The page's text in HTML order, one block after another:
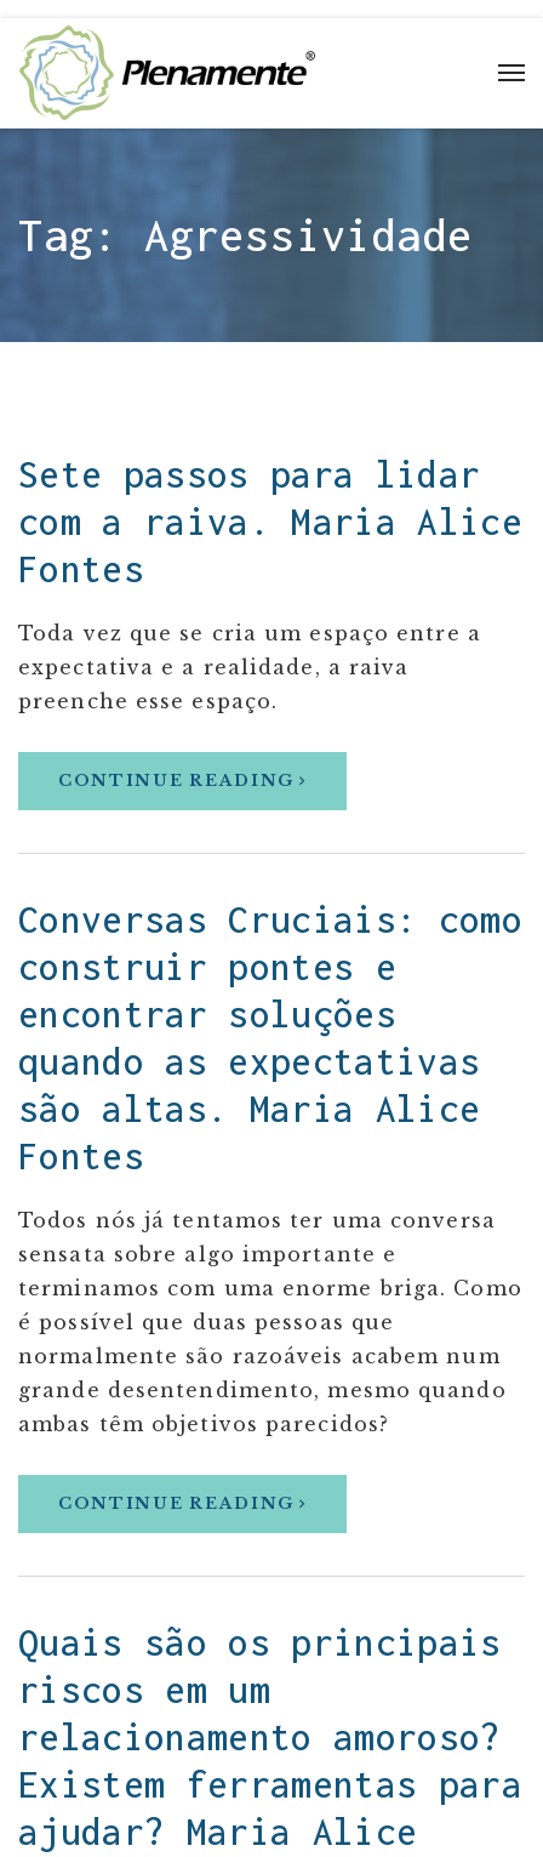
Tag: Agressividade
Sete passos para lidar
com a raiva. Maria Alice
Fontes
Toda vez que se cria um espaço entre a
expectativa e a realidade, a raiva
preenche esse espaço.
CONTINUE READING
Conversas Cruciais: como
construir pontes e
encontrar soluções
quando as expectativas
são altas. Maria Alice
Fontes
Todos nós já tentamos ter uma conversa
sensata sobre algo importante e
terminamos com uma enorme briga. Como
é possível que duas pessoas que
normalmente são razoáveis acabem num
grande desentendimento, mesmo quando
ambas têm objetivos parecidos?
CONTINUE READING
Quais são os principais
riscos em um
relacionamento amoroso?
Existem ferramentas para
ajudar? Maria Alice